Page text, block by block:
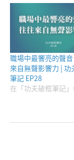
職場中最響亮的聲
來自無聲影響力 | 功
筆記 EP28
在「功夫破框筆記